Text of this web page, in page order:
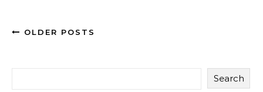
OLDER POSTS
Search